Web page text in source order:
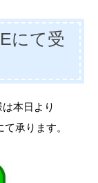
にて受
本日より
て承ります。